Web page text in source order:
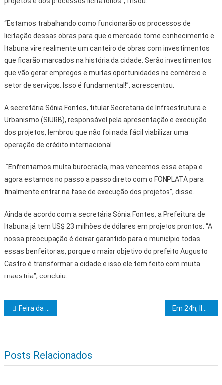
“Estamos trabalhando como funcionarão os processos de
licitação dessas obras para que o mercado tome conhecimento e
Itabuna vire realmente um canteiro de obras com investimentos
que ficarão marcados na história da cidade. Serão investimentos
que vão gerar empregos e muitas oportunidades no comércio e
setor de serviços. Isso é fundamental!”, acrescentou.
A secretária Sônia Fontes, titular Secretaria de Infraestrutura e
Urbanismo (SIURB), responsável pela apresentação e execução
dos projetos, lembrou que não foi nada fácil viabilizar uma
operação de crédito internacional.
“Enfrentamos muita burocracia, mas vencemos essa etapa e
agora estamos no passo a passo direto com o FONPLATA para
finalmente entrar na fase de execução dos projetos”, disse.
Ainda de acordo com a secretária Sônia Fontes, a Prefeitura de
Itabuna já tem US$ 23 milhões de dólares em projetos prontos. “A
nossa preocupação é deixar garantido para o município todas
essas benfeitorias, porque o maior objetivo do prefeito Augusto
Castro é transformar a cidade e isso ele tem feito com muita
maestria”, concluiu.
Navegação de Post
Feira da Agricultura Familiar reforça qualidade e diversidade dos produtos em Manoel Vitorino Em 24h, Ilhéus registra chuva de 220 mm; Prefeitura segue mobilizada para atender ocorrências
Posts Relacionados